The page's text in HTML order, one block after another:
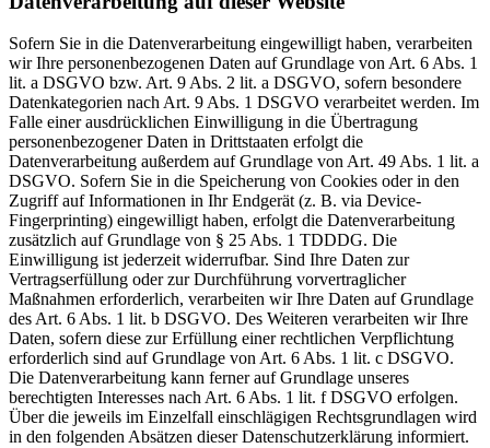
Sofern Sie in die Datenverarbeitung eingewilligt haben, verarbeiten
wir Ihre personenbezogenen Daten auf Grundlage von Art. 6 Abs. 1
lit. a DSGVO bzw. Art. 9 Abs. 2 lit. a DSGVO, sofern besondere
Datenkategorien nach Art. 9 Abs. 1 DSGVO verarbeitet werden. Im
Falle einer ausdrücklichen Einwilligung in die Übertragung
personenbezogener Daten in Drittstaaten erfolgt die
Datenverarbeitung außerdem auf Grundlage von Art. 49 Abs. 1 lit. a
DSGVO. Sofern Sie in die Speicherung von Cookies oder in den
Zugriff auf Informationen in Ihr Endgerät (z. B. via Device-
Fingerprinting) eingewilligt haben, erfolgt die Datenverarbeitung
zusätzlich auf Grundlage von § 25 Abs. 1 TDDDG. Die
Einwilligung ist jederzeit widerrufbar. Sind Ihre Daten zur
Vertragserfüllung oder zur Durchführung vorvertraglicher
Maßnahmen erforderlich, verarbeiten wir Ihre Daten auf Grundlage
des Art. 6 Abs. 1 lit. b DSGVO. Des Weiteren verarbeiten wir Ihre
Daten, sofern diese zur Erfüllung einer rechtlichen Verpflichtung
erforderlich sind auf Grundlage von Art. 6 Abs. 1 lit. c DSGVO.
Die Datenverarbeitung kann ferner auf Grundlage unseres
berechtigten Interesses nach Art. 6 Abs. 1 lit. f DSGVO erfolgen.
Über die jeweils im Einzelfall einschlägigen Rechtsgrundlagen wird
in den folgenden Absätzen dieser Datenschutzerklärung informiert.